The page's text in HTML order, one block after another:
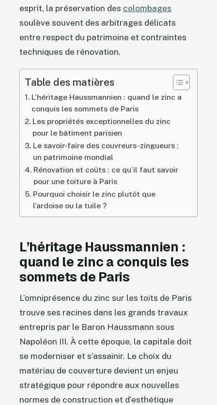
esprit, la préservation des colombages
soulève souvent des arbitrages délicats
entre respect du patrimoine et contraintes
techniques de rénovation.
Table des matières
L’héritage Haussmannien : quand le zinc a
conquis les sommets de Paris
Les propriétés exceptionnelles du zinc
pour le bâtiment parisien
Le savoir-faire des couvreurs-zingueurs :
un patrimoine mondial
Rénovation et coûts : ce qu’il faut savoir
pour une toiture à Paris
Pourquoi choisir le zinc plutôt que
l’ardoise ou la tuile ?
L’héritage Haussmannien :
quand le zinc a conquis les
sommets de Paris
L’omniprésence du zinc sur les toits de Paris
trouve ses racines dans les grands travaux
entrepris par le Baron Haussmann sous
Napoléon III. À cette époque, la capitale doit
se moderniser et s’assainir. Le choix du
matériau de couverture devient un enjeu
stratégique pour répondre aux nouvelles
normes de construction et d’esthétique